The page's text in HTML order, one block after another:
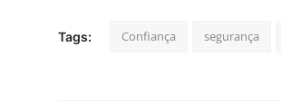
Tags: Confiança segurança